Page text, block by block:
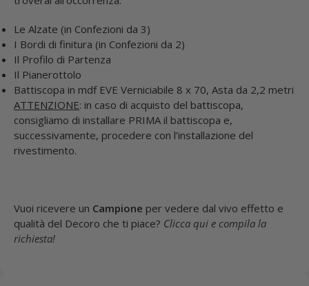
Le Alzate (in Confezioni da 3)
I Bordi di finitura (in Confezioni da 2)
Il Profilo di Partenza
Il Pianerottolo
Battiscopa in mdf EVE Verniciabile 8 x 70, Asta da 2,2 metri
ATTENZIONE: in caso di acquisto del battiscopa,
consigliamo di installare PRIMA il battiscopa e,
successivamente, procedere con l’installazione del
rivestimento.
Vuoi ricevere un Campione per vedere dal vivo effetto e
qualità del Decoro che ti piace? Clicca qui e compila la
richiesta!